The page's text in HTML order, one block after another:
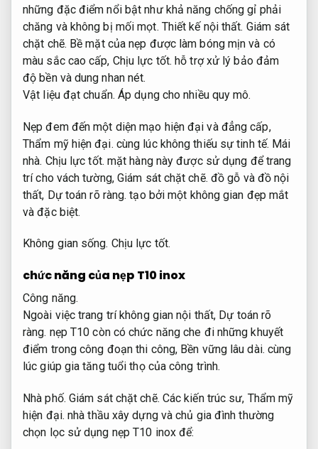
những đặc điểm nổi bật như khả năng chống gỉ phải
chăng và không bị mối mọt. Thiết kế nội thất. Giám sát
chặt chẽ. Bề mặt của nẹp được làm bóng mịn và có
màu sắc cao cấp, Chịu lực tốt. hỗ trợ xử lý bảo đảm
độ bền và dung nhan nét.
Vật liệu đạt chuẩn. Áp dụng cho nhiều quy mô.
Nẹp đem đến một diện mạo hiện đại và đẳng cấp,
Thẩm mỹ hiện đại. cùng lúc không thiếu sự tinh tế. Mái
nhà. Chịu lực tốt. mặt hàng này được sử dụng để trang
trí cho vách tường, Giám sát chặt chẽ. đồ gỗ và đồ nội
thất, Dự toán rõ ràng. tạo bởi một không gian đẹp mắt
và đặc biệt.
Không gian sống. Chịu lực tốt.
chức năng của nẹp T10 inox
Công năng.
Ngoài việc trang trí không gian nội thất, Dự toán rõ
ràng. nẹp T10 còn có chức năng che đi những khuyết
điểm trong công đoạn thi công, Bền vững lâu dài. cùng
lúc giúp gia tăng tuổi thọ của công trình.
Nhà phố. Giám sát chặt chẽ. Các kiến trúc sư, Thẩm mỹ
hiện đại. nhà thầu xây dựng và chủ gia đình thường
chọn lọc sử dụng nẹp T10 inox để: